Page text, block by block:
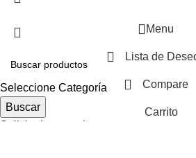
Seleccione Categoría
Buscar
Solicitudes populares:
Menu
Lista de
Compare
Carrito